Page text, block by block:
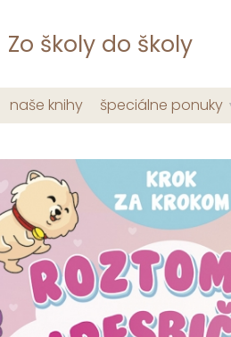
Zo školy do školy
naše knihy špeciálne ponuky